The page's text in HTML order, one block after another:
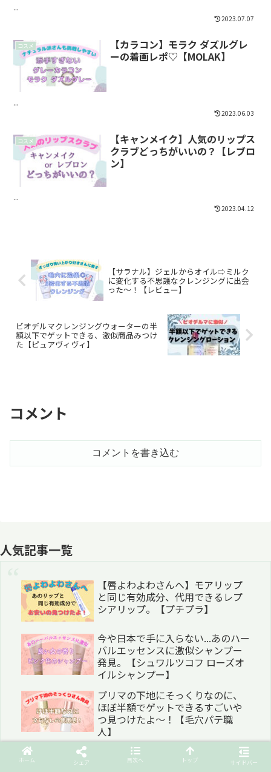
...
2023.07.07
コスメ
【カラコン】モラク ダズルグレ
ーの着画レポ♡【MOLAK】
...
2023.06.03
コスメ
【キャンメイク】人気のリップス
クラブどっちがいいの？【レブロ
ン】
...
2023.04.12
【サラナル】ジェルからオイル⇨ミルク
に変化する不思議なクレンジングに出会
った〜！【レビュー】
ビオデルマクレンジングウォーターの半
額以下でゲットできる、激似商品みつけ
た【ピュアヴィヴィ】
コメント
コメントを書き込む
人気記事一覧
【唇よわよわさんへ】モアリップ
と同じ有効成分、代用できるレプ
シアリップ。【プチプラ】
今や日本で手に入らない...あのハー
バルエッセンスに激似シャンプー
発見。【シュワルツコフ ローズオ
イルシャンプー】
プリマの下地にそっくりなのに、
ほぼ半額でゲットできるすごいや
つ見つけたよ〜！【毛穴パテ職
人】
あのラロッシュの下地に似て
る！？お蔵入りから、気づいたら
ホーム シェア 目次へ トップ サイドバー